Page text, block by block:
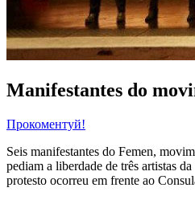
Manifestantes do
Прокоментуй!
Seis manifestantes do Femen,
pediam a liberdade de três artistas
protesto ocorreu em frente ao